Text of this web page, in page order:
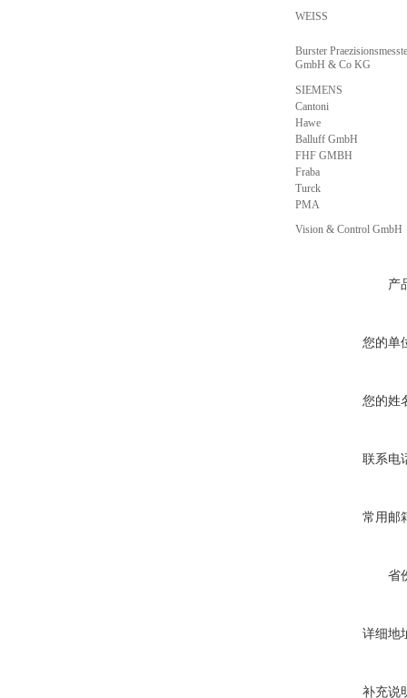
WEISS
Burster
GmbH & Co KG
SIEMENS
Cantoni
Hawe
Balluff GmbH
FHF GMBH
Fraba
Turck
PMA
Vision & Control GmbH
产
您的单
您的姓
联系电
常用邮
省
详细地
补充说